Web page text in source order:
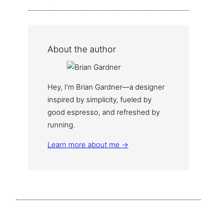
About the author
Hey, I’m Brian Gardner—a designer
inspired by simplicity, fueled by
good espresso, and refreshed by
running.
Learn more about me →